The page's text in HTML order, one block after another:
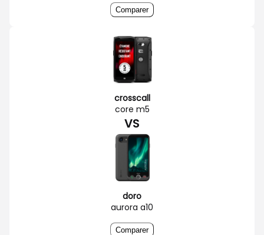
Comparer
crosscall
core m5
VS
doro
aurora a10
Comparer